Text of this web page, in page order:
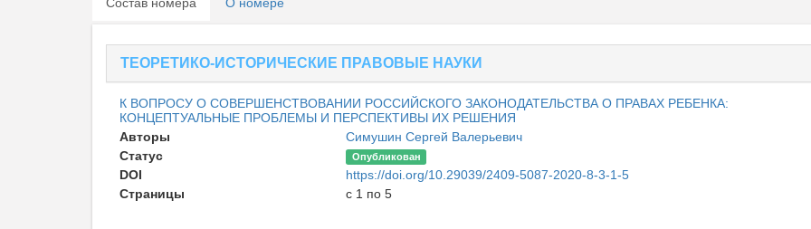
ТЕОРЕТИКО-ИСТОРИЧЕСКИЕ ПРАВОВЫЕ НАУКИ
К ВОПРОСУ О СОВЕРШЕНСТВОВАНИИ РОССИЙСКОГО ЗАКОНОДАТЕЛЬСТВА О ПРАВАХ РЕБЕНКА:
КОНЦЕПТУАЛЬНЫЕ ПРОБЛЕМЫ И ПЕРСПЕКТИВЫ ИХ РЕШЕНИЯ
Авторы
Симушин Сергей Валерьевич
Статус
Опубликован
DOI
https://doi.org/10.29039/2409-5087-2020-8-3-1-5
Страницы
с 1 по 5